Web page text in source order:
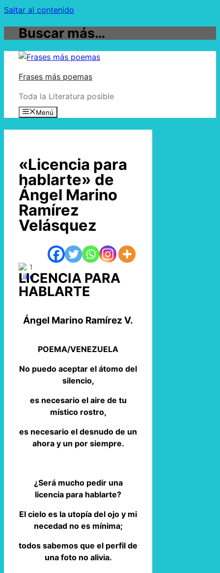
Saltar al contenido
Buscar más…
Frases más poemas
Toda la Literatura posible
Menú
«Licencia para
hablarte» de
Ángel Marino
Ramírez
Velásquez
1
LICENCIA PARA
HABLARTE
Ángel Marino Ramírez V.
POEMA/VENEZUELA
No puedo aceptar el átomo del
silencio,
es necesario el aire de tu
místico rostro,
es necesario el desnudo de un
ahora y un por siempre.
¿Será mucho pedir una
licencia para hablarte?
El cielo es la utopía del ojo y mi
necedad no es mínima;
todos sabemos que el perfil de
una foto no alivia.